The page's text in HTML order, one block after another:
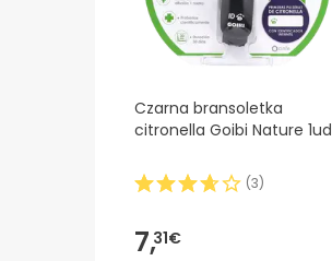
Czarna bransoletka
citronella Goibi Nature 1ud
(3)
7,31€